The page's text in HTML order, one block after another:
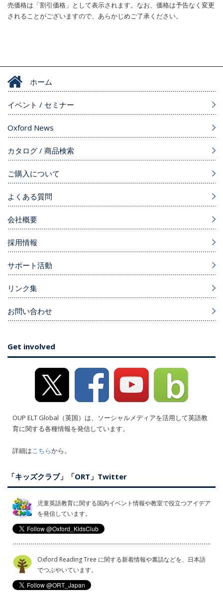
売価格は「割引価格」として表示されます。なお、価格は予告なく変更
されることがございますので、あらかじめご了承ください。
ホーム
イベント / セミナー
Oxford News
カタログ / 商品検索
ご購入について
よくある質問
会社概要
採用情報
サポート活動
リンク集
お問い合わせ
Get involved
OUP ELT Global（英国）は、ソーシャルメディアを活用して英語教
育に関する各種情報を発信しています。
詳細はこちらから。
「キッズクラブ」「ORT」Twitter
児童英語教育に関する国内イベント情報や教室で役立つアイデア
を発信しています。
Oxford Reading Tree に関する新着情報や裏話などを、日本語
でつぶやいています。